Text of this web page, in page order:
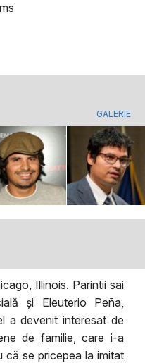
GALERIE
Illinois. Parintii sai
și Eleuterio Peña,
a devenit interesat de
de familie, care i-a
că se pricepea la imitat